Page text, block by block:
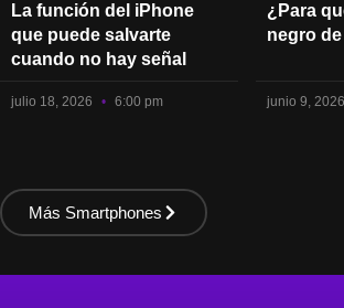
La función del iPhone
que puede salvarte
cuando no hay señal
julio 18, 2026 6:00 pm
¿Para
negro
junio 9, 2026
Más Smartphones